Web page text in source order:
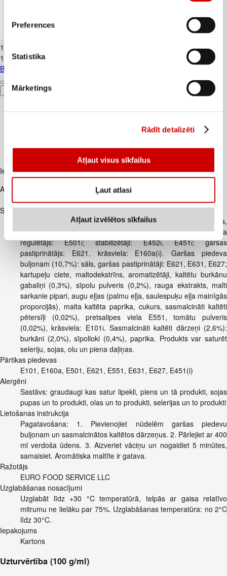
Preferences
Statistika
Mārketings
Rādīt detalizēti
Atļaut visus sīkfailus
Ļaut atlasi
Atļaut izvēlētos sīkfailus
1
1,19€/kg
Banāni CAVENDISH kg
Pievienot
Iesakām ar
Apraksts
Ātri pagatavojamas nūdeles traukā.
Sastāvdaļas
Nūdeles (86,7%): KVIEŠU milti, augu eļļas (palmu eļļa,
saulespuķu eļļa mainīgās proporcijās), ūdens, sāls, skābuma
regulētājs: E501і; stabilizētāji: E452і, E451і; garšas
pastiprinātājs: E621, krāsviela: E160a(і). Garšas piedeva
buljonam (10,7%): sāls, garšas pastiprinātāji: E621, E631, E627;
kartupeļu ciete, maltodekstrīns, aromatizētāji, kaltētu burkānu
gabaliņi (0,3%), sīpolu pulveris (0,2%), rauga ekstrakts, malti
sarkanie pipari, augu eļļas (palmu eļļa, saulespuķu eļļa mainīgās
proporcijās), malta kaltēta paprika, cukurs, sasmalcināti kaltēti
pētersīļi (0,02%), pretsalipes viela E551, tomātu pulveris
(0,02%), krāsviela: E101і. Sasmalcināti kaltēti dārzeņi (2,6%):
burkāni (2,0%), sīpolloki (0,4%), paprika. Produkts var saturēt
seleriju, sojas, olu un piena daļiņas.
Pārtikas piedevas
E101, E160a, E501, E621, E551, E631, E627, E451(i)
Alergēni
Sastāvs: graudaugi kas satur lipekli, piens un tā produkti, sojas
pupas un to produkti, olas un to produkti, selerijas un to produkti
Lietošanas instrukcija
Pagatavošana: 1. Pievienojiet nūdelēm garšas piedevu
buljonam un sasmalcinātos kaltētos dārzeņus. 2. Pārlejiet ar 400
ml verdoša ūdens. 3. Aizveriet vāciņu un nogaidiet 5 minūtes,
samaisiet. Aromātiska maltīte ir gatava.
Ražotājs
EURO FOOD SERVICE LLC
Uzglabāšanas nosacījumi
Uzglabāt līdz +30 °C temperatūrā, telpās ar gaisa relatīvo
mitrumu ne lielāku par 75%. Uzglabāšanas temperatūra: no 2°C
līdz 30°C.
Iepakojums
Kartons
Uzturvērtība (100 g/ml)